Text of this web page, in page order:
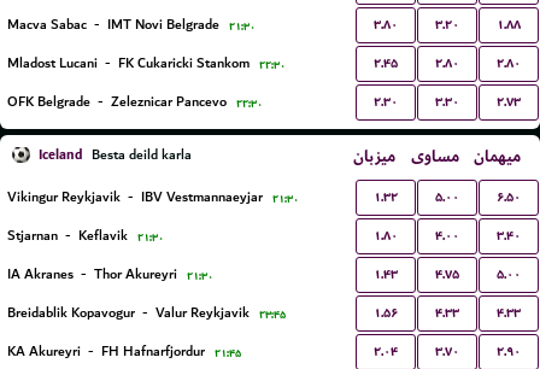
Macva Sabac - IMT Novi Belgrade ۲۱:۳۰ ۳.۸۰ ۳.۲۰ ۱.۸۸
Mladost Lucani - FK Cukaricki Stankom ۲۲:۳۰ ۲.۴۵ ۲.۸۰ ۲.۸۰
OFK Belgrade - Zeleznicar Pancevo ۲۲:۳۰ ۲.۳۰ ۳.۳۰ ۲.۷۳
Iceland Besta deild karla میزبان مساوی میهمان
Vikingur Reykjavik - IBV Vestmannaeyjar ۲۱:۳۰ ۱.۳۲ ۵.۰۰ ۶.۵۰
Stjarnan - Keflavik ۲۱:۳۰ ۱.۸۰ ۴.۰۰ ۳.۴۰
IA Akranes - Thor Akureyri ۲۱:۳۰ ۱.۴۳ ۴.۷۵ ۵.۰۰
Breidablik Kopavogur - Valur Reykjavik ۲۳:۴۵ ۱.۵۶ ۴.۳۳ ۴.۳۳
KA Akureyri - FH Hafnarfjordur ۲۱:۴۵ ۲.۰۴ ۳.۷۰ ۲.۹۰